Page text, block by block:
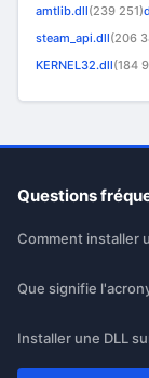
amtlib.dll(239 251)
steam_api.dll(206
KERNEL32.dll(184
Questions
Comment installer
Que signifie
Installer une DLL